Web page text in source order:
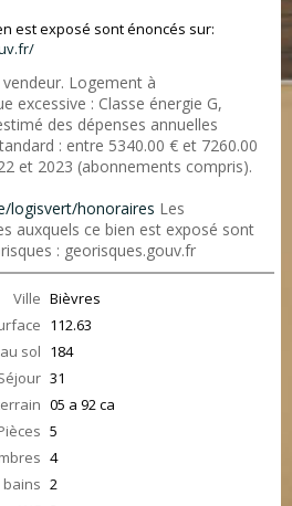
est exposé sont énoncés sur:
Logement à
excessive : Classe énergie G,
des dépenses annuelles
: entre 5340.00 € et 7260.00
et 2023 (abonnements compris).
logisvert/honoraires Les
auxquels ce bien est exposé sont
: georisques.gouv.fr
Ville Bièvres
112.63
sol 184
31
05 a 92 ca
5
4
bains 2